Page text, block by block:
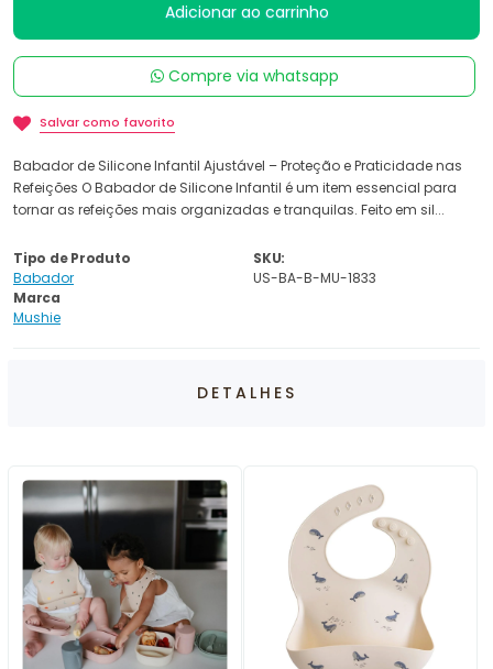
Adicionar ao carrinho
Compre via whatsapp
Salvar como favorito
Babador de Silicone Infantil Ajustável – Proteção e Praticidade nas
Refeições O Babador de Silicone Infantil é um item essencial para
tornar as refeições mais organizadas e tranquilas. Feito em sil...
Tipo de Produto
Babador
Marca
Mushie
SKU:
US-BA-B-MU-1833
DETALHES